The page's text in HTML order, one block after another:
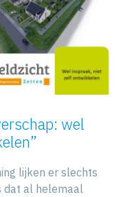
wel
lijken er slechts
dat al helemaal